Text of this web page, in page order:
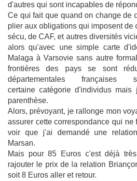
d'autres qui sont incapables de
Ce qui fait que quand on change de
plier aux obligations qui imposent de
sécu, de CAF, et autres diversités
alors qu'avec une simple carte
Malaga à Varsovie sans autre
frontières des pays se sont
départementales
certaine catégorie d'individus mais
parenthèse.
Alors, prévoyant, je rallonge mon
assurer cette correspondance qui ne
voir que j'ai demandé une
Marsan.
Mais pour 85 Euros c'est déjà
rajouter le prix de la relation
soit 8 Euros aller et retour.